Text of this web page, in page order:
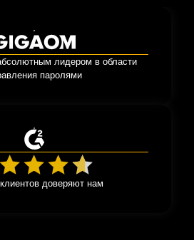
лидером в области
паролями
доверяют нам